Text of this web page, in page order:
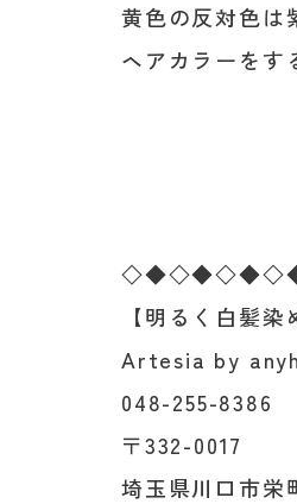
黄色の反対色は
ヘアカラーをす
【明るく白髪
Artesia by
048-255-8386
〒332-0017
埼玉県川口市栄